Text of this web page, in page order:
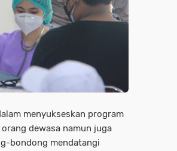
menyukseskan program
dewasa namun juga
bondong mendatangi